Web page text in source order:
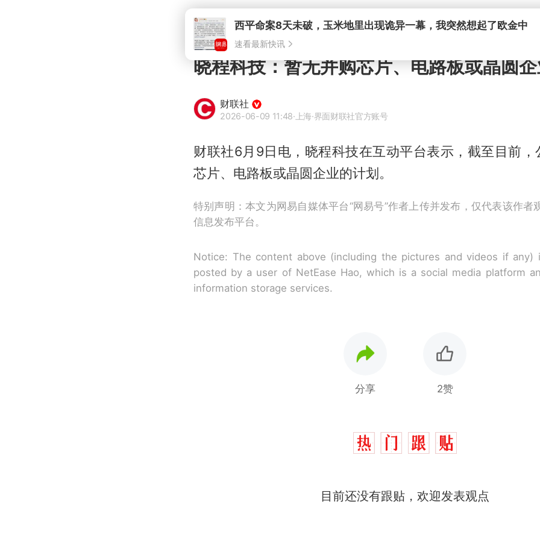
晓程科技：暂无并购芯片、电路板或晶圆
财联社
2026-06-09 11:48·上海·界面财联社官方账号
财联社6月9日电，晓程科技在互动平台表示，截至目前，
芯片、电路板或晶圆企业的计划。
特别声明：本文为网易自媒体平台“网易号”作者上传并发布，仅代表该作者
信息发布平台。
Notice: The content above (including the pictures and videos if any)
posted by a user of NetEase Hao, which is a social media platform
information storage services.
分享 2赞
目前还没有跟贴，欢迎发表观点